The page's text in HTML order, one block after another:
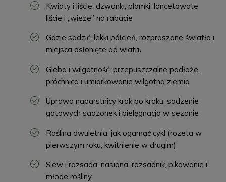
Kwiaty i liście: dzwonki, plamki, lancetowate
liście i „wieże” na rabacie
Gdzie sadzić: lekki półcień, rozproszone światło i
miejsca osłonięte od wiatru
Gleba i wilgotność: przepuszczalne podłoże,
próchnica i umiarkowanie wilgotna ziemia
Uprawa naparstnicy krok po kroku: sadzenie
gotowych sadzonek i pielęgnacja w sezonie
Roślina dwuletnia: jak ogarnąć cykl (rozeta w
pierwszym roku, kwitnienie w drugim)
Siew i rozsada: nasiona, rozsadnik, pikowanie i
młode rośliny